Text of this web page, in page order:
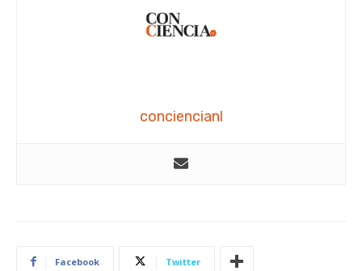
conciencianl
Facebook Twitter